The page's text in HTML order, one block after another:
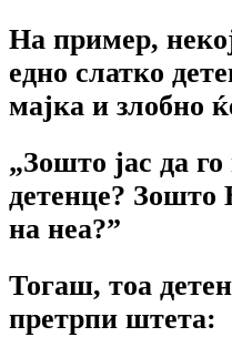
На пример,
едно слатко
мајка и злобно
„Зошто јас да
детенце? Зошто
на неа?”
Тогаш, тоа
претрпи штета: